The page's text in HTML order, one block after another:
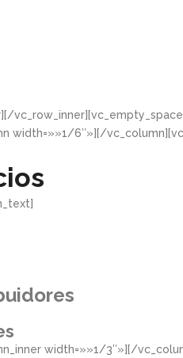
width=»»1/6″»][/
width=»»1/3″»][/